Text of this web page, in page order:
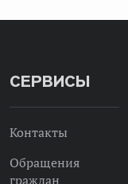
СЕРВИСЫ
Контакты
Обращения
граждан